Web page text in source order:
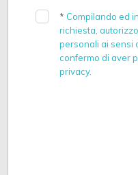
* Compilando ed
richiesta,
personali ai sensi
confermo di aver
privacy.